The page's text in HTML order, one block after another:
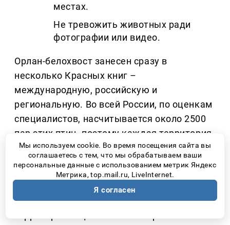
местах.
Не тревожить животных ради
фотографии или видео.
Орлан-белохвост занесен сразу в
несколько Красных книг –
международную, российскую и
региональную. Во всей России, по оценкам
специалистов, насчитывается около 2500
пар этих птиц, поэтому каждая территория,
где они успешно выводят потомство,
имеет большое значение для сохранения
По данным участников проекта, сегодня на
Мы используем cookie. Во время посещения сайта вы
соглашаетесь с тем, что мы обрабатываем ваши
персональные данные с использованием метрик Яндекс
Метрика, top.mail.ru, LiveInternet.
Я согласен